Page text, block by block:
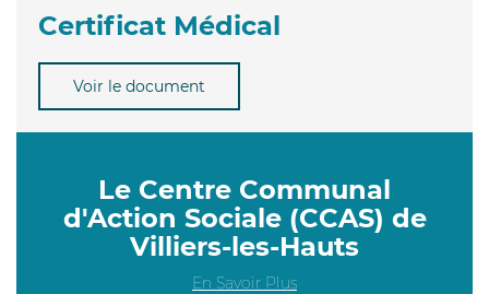
Certificat Médical
Voir le document
Le Centre Communal
d'Action Sociale (CCAS) de
Villiers-les-Hauts
En Savoir Plus